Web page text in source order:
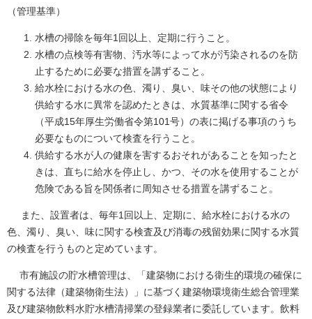
（管理基準）
水槽の掃除を毎年1回以上、定期に行うこと。
水槽の点検等有害物、汚水等によって水が汚染されるのを防
止するために必要な措置を講ずること。
給水栓における水の色、濁り、臭い、味その他の状態により
供給する水に異常を認めたときは、水質基準に関する省令
（平成15年厚生労働省令第101号）の表に掲げる事項のうち
必要なものについて検査を行うこと。
供給する水が人の健康を害するおそれがあることを知ったと
きは、直ちに給水を停止し、かつ、その水を使用することが
危険である旨を関係者に周知させる措置を講ずること。
また、設置者は、毎年1回以上、定期に、給水栓における水の
色、濁り、臭い、味に関する検査及び消毒の残留効果に関する水質
の検査を行うものと定めています。
市有施設の貯水槽管理は、「建築物における衛生的環境の確保に
関する法律（建築物衛生法）」に基づく建築物環境衛生総合管理業
及び建築物飲料水貯水槽清掃業の登録業者に委託しています。飲料